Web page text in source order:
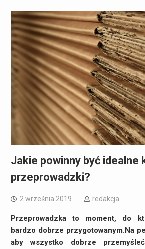
Jakie powinny być idealne
przeprowadzki?
2 września 2019 redakcja
Przeprowadzka to moment, do
bardzo dobrze przygotowanym.Na
aby wszystko dobrze